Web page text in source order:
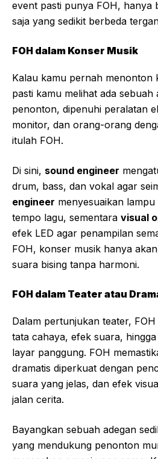
event pasti punya FOH, hanya
saja yang sedikit berbeda
FOH dalam Konser Musik
Kalau kamu pernah menonton
pasti kamu melihat ada
penonton, dipenuhi peralatan
monitor, dan orang-orang
itulah FOH.
Di sini, sound engineer
drum, bass, dan vokal agar
engineer menyesuaikan
tempo lagu, sementara visual
efek LED agar penampilan
FOH, konser musik hanya
suara bising tanpa harmoni.
FOH dalam Teater atau
Dalam pertunjukan teater,
tata cahaya, efek suara,
layar panggung. FOH
dramatis diperkuat dengan
suara yang jelas, dan efek
jalan cerita.
Bayangkan sebuah adegan
yang mendukung penonton